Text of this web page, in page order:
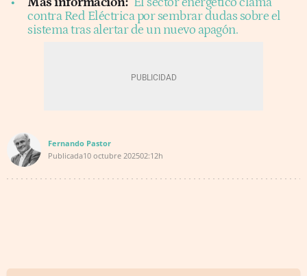
contra Red Eléctrica por sembrar dudas sobre el
sistema tras alertar de un nuevo apagón.
Fernando Pastor
Publicada10 octubre 202502:12h